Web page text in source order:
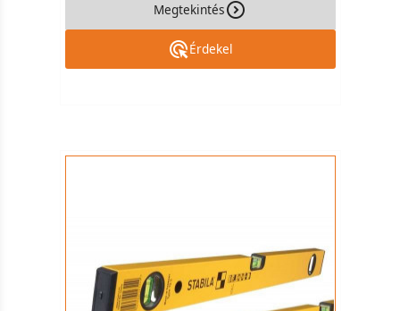
Megtekintés
Érdekel